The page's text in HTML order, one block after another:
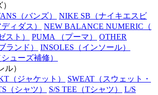
（バンズ） NIKE SB （ナイキエスビ
ディダス） NEW BALANCE NUMERIC （
スト） PUMA （プーマ）
OTHER
ランド） INSOLES （インソール）
シューズ補修）
ル）
（ジャケット） SWEAT （スウェット・
（シャツ） S/S TEE （Tシャツ）
L/S